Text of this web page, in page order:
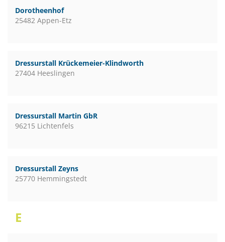
Dorotheenhof
25482 Appen-Etz
Dressurstall Krückemeier-Klindworth
27404 Heeslingen
Dressurstall Martin GbR
96215 Lichtenfels
Dressurstall Zeyns
25770 Hemmingstedt
E